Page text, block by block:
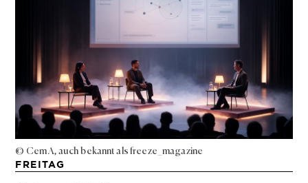
© Cem A, auch bekannt als freeze_magazine
FREITAG